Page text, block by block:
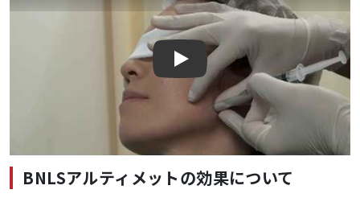
Play
BNLSアルティメットの効果について